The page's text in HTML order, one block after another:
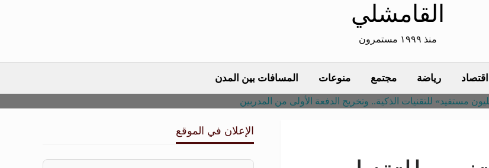
القامشلي
منذ ١٩٩٩ مستمرون
اقتصاد رياضة مجتمع منوعات المسافات بين المدن
الإعلان في الموقع